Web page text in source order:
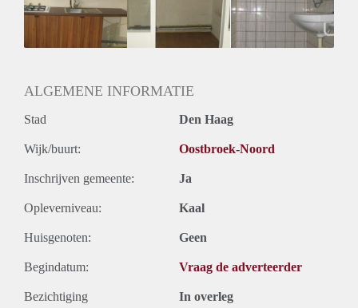
Geslacht huisgenoten: Gemengd
ALGEMENE INFORMATIE
Stad Den Haag
Wijk/buurt: Oostbroek-Noord
Inschrijven gemeente: Ja
Opleverniveau: Kaal
Huisgenoten: Geen
Begindatum: Vraag de adverteerder
Bezichtiging In overleg